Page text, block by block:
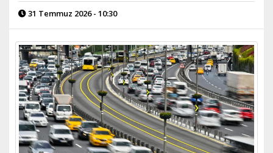
31 Temmuz 2026 - 10:30